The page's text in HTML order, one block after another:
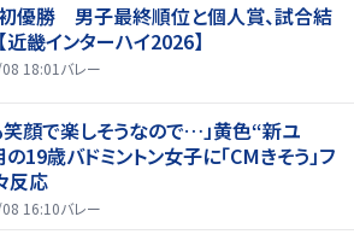
優勝 男子最終順位と個人賞、試合結
近畿インターハイ2026】
18:01 バレー
笑顔で楽しそうなので…」黄色“新ユ
19歳バドミントン女子に「CMきそう」フ
反応
16:10バレー